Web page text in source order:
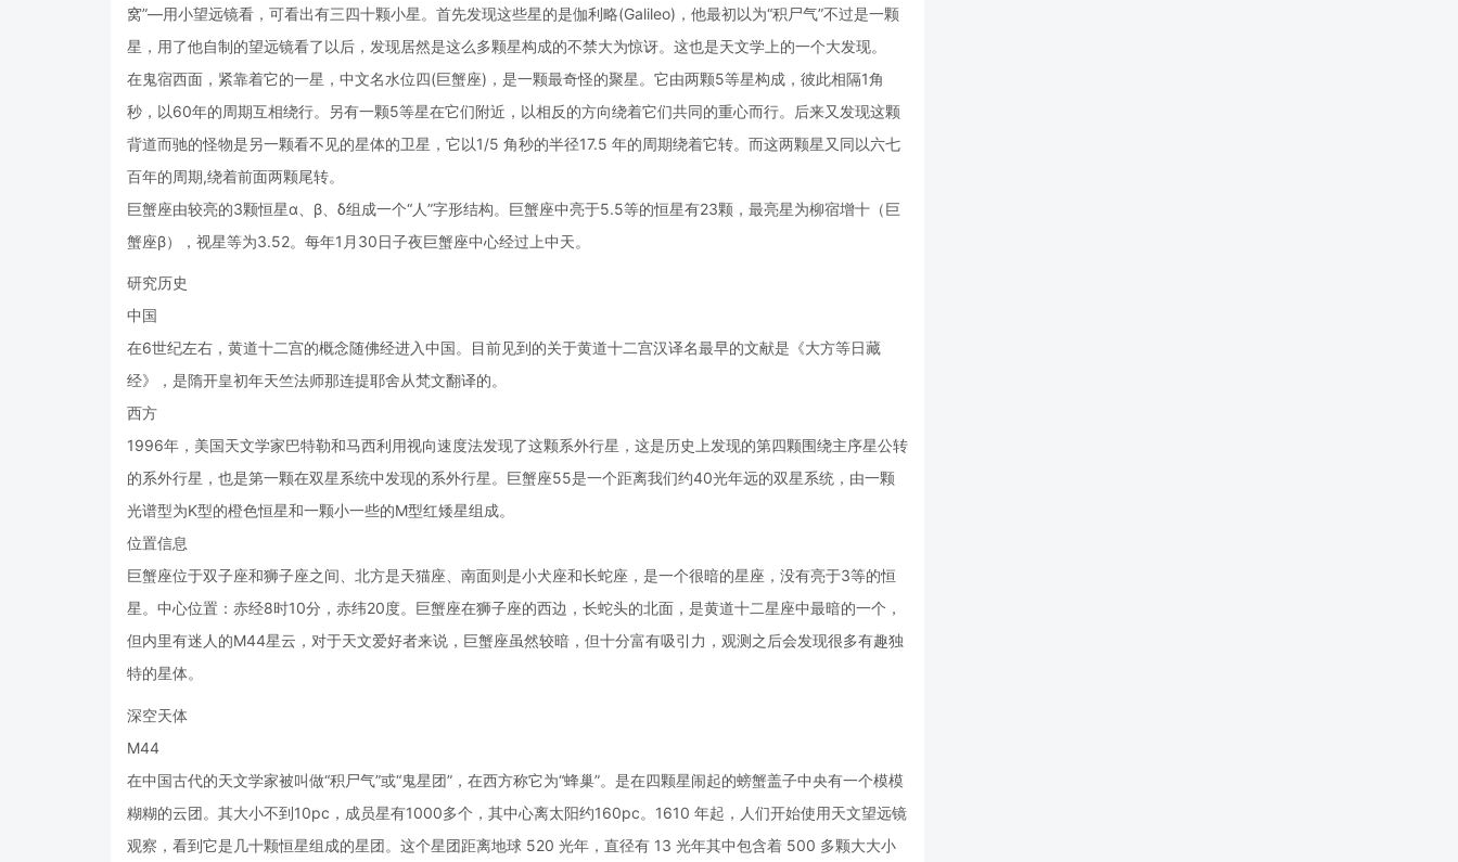
窝”—用小望远镜看，可看出有三四十颗小星。首先发现这些星的是伽利略(Galileo)，他最初以为“积尸气”不过是一颗
星，用了他自制的望远镜看了以后，发现居然是这么多颗星构成的不禁大为惊讶。这也是天文学上的一个大发现。
在鬼宿西面，紧靠着它的一星，中文名水位四(巨蟹座)，是一颗最奇怪的聚星。它由两颗5等星构成，彼此相隔1角
秒，以60年的周期互相绕行。另有一颗5等星在它们附近，以相反的方向绕着它们共同的重心而行。后来又发现这颗
背道而驰的怪物是另一颗看不见的星体的卫星，它以1/5 角秒的半径17.5 年的周期绕着它转。而这两颗星又同以六七
百年的周期,绕着前面两颗尾转。
巨蟹座由较亮的3颗恒星α、β、δ组成一个“人”字形结构。巨蟹座中亮于5.5等的恒星有23颗，最亮星为柳宿增十（巨
蟹座β），视星等为3.52。每年1月30日子夜巨蟹座中心经过上中天。
研究历史
中国
在6世纪左右，黄道十二宫的概念随佛经进入中国。目前见到的关于黄道十二宫汉译名最早的文献是《大方等日藏
经》，是隋开皇初年天竺法师那连提耶舍从梵文翻译的。
西方
1996年，美国天文学家巴特勒和马西利用视向速度法发现了这颗系外行星，这是历史上发现的第四颗围绕主序星公转
的系外行星，也是第一颗在双星系统中发现的系外行星。巨蟹座55是一个距离我们约40光年远的双星系统，由一颗
光谱型为K型的橙色恒星和一颗小一些的M型红矮星组成。
位置信息
巨蟹座位于双子座和狮子座之间、北方是天猫座、南面则是小犬座和长蛇座，是一个很暗的星座，没有亮于3等的恒
星。中心位置：赤经8时10分，赤纬20度。巨蟹座在狮子座的西边，长蛇头的北面，是黄道十二星座中最暗的一个，
但内里有迷人的M44星云，对于天文爱好者来说，巨蟹座虽然较暗，但十分富有吸引力，观测之后会发现很多有趣独
特的星体。
深空天体
M44
在中国古代的天文学家被叫做“积尸气”或“鬼星团”，在西方称它为“蜂巢”。是在四颗星闹起的螃蟹盖子中央有一个模模
糊糊的云团。其大小不到10pc，成员星有1000多个，其中心离太阳约160pc。1610 年起，人们开始使用天文望远镜
观察，看到它是几十颗恒星组成的星团。这个星团距离地球 520 光年，直径有 13 光年其中包含着 500 多颗大大小